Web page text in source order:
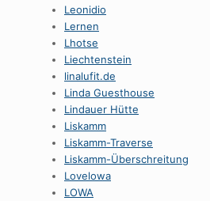
Leonidio
Lernen
Lhotse
Liechtenstein
linalufit.de
Linda Guesthouse
Lindauer Hütte
Liskamm
Liskamm-Traverse
Liskamm-Überschreitung
Lovelowa
LOWA